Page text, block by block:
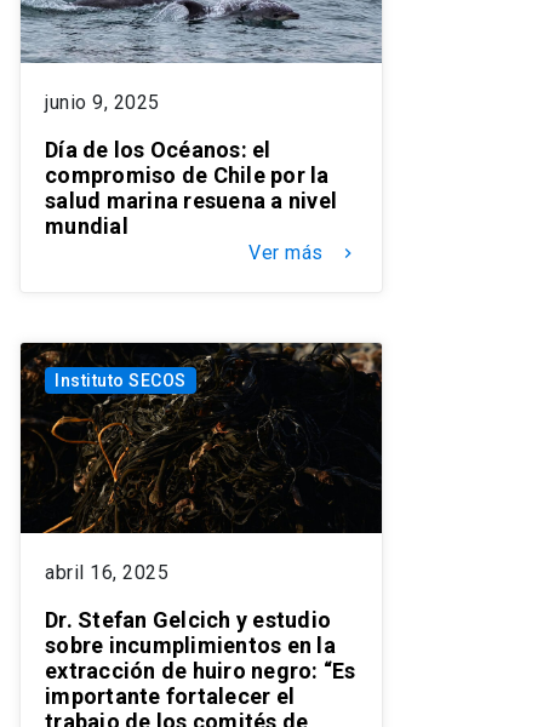
junio 9, 2025
Día de los Océanos: el
compromiso de Chile por la
salud marina resuena a nivel
mundial
Ver más keyboard_arrow_right
Instituto SECOS
abril 16, 2025
Dr. Stefan Gelcich y estudio
sobre incumplimientos en la
extracción de huiro negro: “Es
importante fortalecer el
trabajo de los comités de